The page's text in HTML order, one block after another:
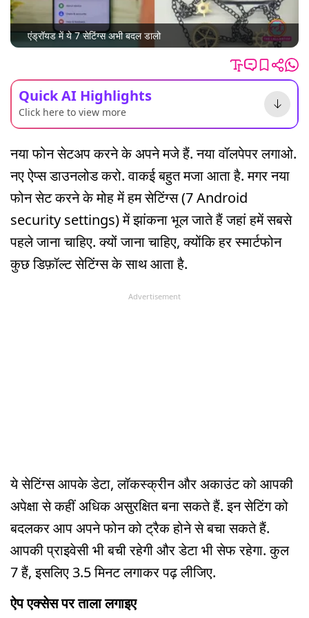
एंड्रॉयड में ये 7 सेटिंग्स अभी बदल डालो
Quick AI Highlights
Click here to view more
नया फोन सेटअप करने के अपने मजे हैं. नया वॉलपेपर लगाओ.
नए ऐप्स डाउनलोड करो. वाकई बहुत मजा आता है. मगर नया
फोन सेट करने के मोह में हम सेटिंग्स (7 Android
security settings) में झांकना भूल जाते हैं जहां हमें सबसे
पहले जाना चाहिए. क्यों जाना चाहिए, क्योंकि हर स्मार्टफोन
कुछ डिफ़ॉल्ट सेटिंग्स के साथ आता है.
Advertisement
ये सेटिंग्स आपके डेटा, लॉकस्क्रीन और अकाउंट को आपकी
अपेक्षा से कहीं अधिक असुरक्षित बना सकते हैं. इन सेटिंग को
बदलकर आप अपने फोन को ट्रैक होने से बचा सकते हैं.
आपकी प्राइवेसी भी बची रहेगी और डेटा भी सेफ रहेगा. कुल
7 हैं, इसलिए 3.5 मिनट लगाकर पढ़ लीजिए.
ऐप एक्सेस पर ताला लगाइए